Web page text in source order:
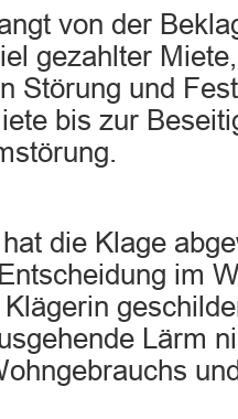
von der
gezahlter
Störung und
bis zur
die Klage
im
Lärm